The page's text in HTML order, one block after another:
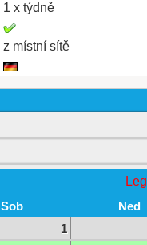
1 x týdně
z místní sítě
Sob
Ned
1